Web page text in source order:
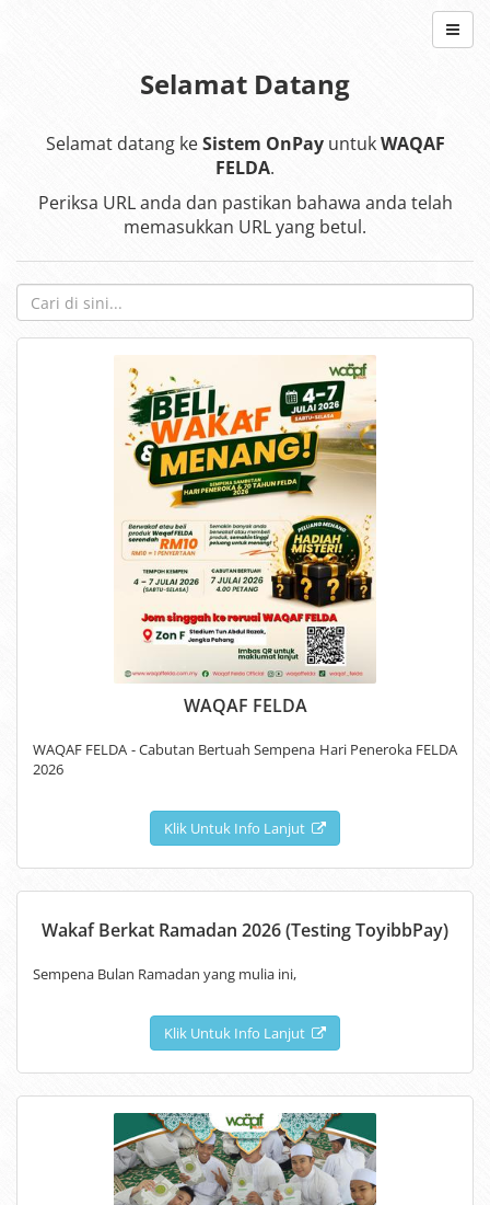
Selamat Datang
Selamat datang keSistem OnPayuntukWAQAF
FELDA.
Periksa URL anda dan pastikan bahawa anda telah
memasukkan URL yang betul.
WAQAF FELDA
WAQAF FELDA - Cabutan Bertuah Sempena Hari Peneroka FELDA
2026
Klik Untuk Info Lanjut
Wakaf Berkat Ramadan 2026 (Testing ToyibbPay)
Sempena Bulan Ramadan yang mulia ini,
Klik Untuk Info Lanjut